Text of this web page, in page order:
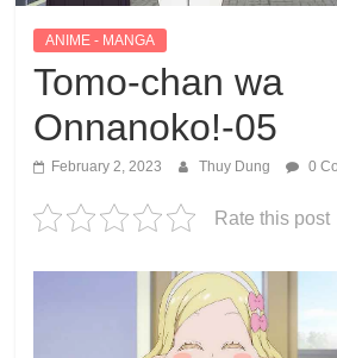
ANIME - MANGA
Tomo-chan wa
Onnanoko!-05
February 2, 2023 Thuy Dung 0
Rate this post